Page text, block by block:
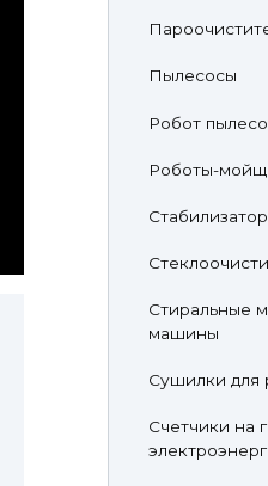
Пылесосы
Робот
Роботы-
Стиральные
машины
Сушилки для
Счетчики на